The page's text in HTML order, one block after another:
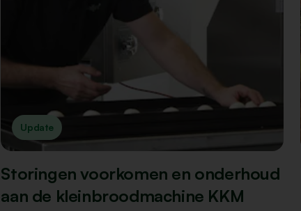
Update
Storingen voorkomen en onderhoud
aan de kleinbroodmachine KKM